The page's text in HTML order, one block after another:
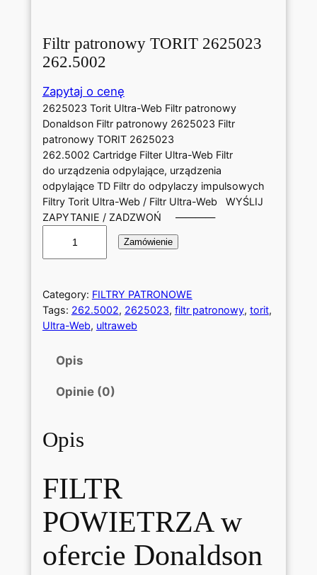
Filtr patronowy TORIT 2625023
262.5002
Zapytaj o cenę
2625023 Torit Ultra-Web Filtr patronowy
Donaldson Filtr patronowy 2625023 Filtr
patronowy TORIT 2625023
262.5002 Cartridge Filter Ultra-Web Filtr
do urządzenia odpylające, urządzenia
odpylające TD Filtr do odpylaczy impulsowych
Filtry Torit Ultra-Web / Filtr Ultra-Web WYŚLIJ
ZAPYTANIE / ZADZWOŃ ————
o
ć
F
i
r
o
o
w
y
T
R
Zamówienie
Category: FILTRY PATRONOWE
Tags: 262.5002, 2625023, filtr patronowy, torit
Ultra-Web, ultraweb
Opis
Opinie (0)
Opis
FILTR
POWIETRZA w
ofercie Donaldson